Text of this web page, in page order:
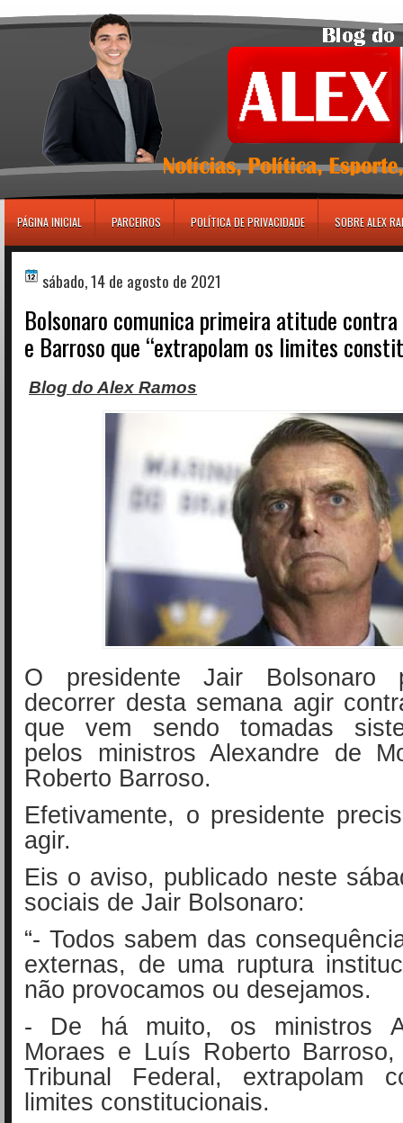
PÁGINA INICIAL PARCEIROS POLÍTICA DE PRIVACIDADE SOBRE ALEX
sábado, 14 de agosto de 2021
Bolsonaro comunica primeira atitude
e Barroso que “extrapolam os limites
Blog do Alex Ramos
O presidente Jair Bolsonaro
decorrer desta semana agir
que vem sendo tomadas
pelos ministros Alexandre de
Roberto Barroso.
Efetivamente, o presidente
agir.
Eis o aviso, publicado neste
sociais de Jair Bolsonaro:
“- Todos sabem das
externas, de uma ruptura
não provocamos ou desejamos.
- De há muito, os ministros
Moraes e Luís Roberto
Tribunal Federal, extrapolam
limites constitucionais.